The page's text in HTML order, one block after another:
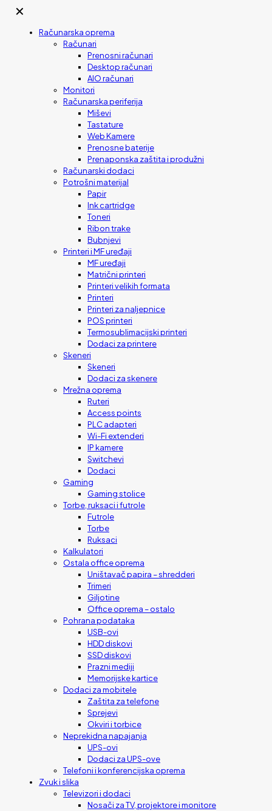
✕
Računarska oprema
Računari
Prenosni računari
Desktop računari
AIO računari
Monitori
Računarska periferija
Miševi
Tastature
Web Kamere
Prenosne baterije
Prenaponska zaštita i produžni
Računarski dodaci
Potrošni materijal
Papir
Ink cartridge
Toneri
Ribon trake
Bubnjevi
Printeri i MF uređaji
MF uređaji
Matrični printeri
Printeri velikih formata
Printeri
Printeri za naljepnice
POS printeri
Termosublimacijski printeri
Dodaci za printere
Skeneri
Skeneri
Dodaci za skenere
Mrežna oprema
Ruteri
Access points
PLC adapteri
Wi-Fi extenderi
IP kamere
Switchevi
Dodaci
Gaming
Gaming stolice
Torbe, ruksaci i futrole
Futrole
Torbe
Ruksaci
Kalkulatori
Ostala office oprema
Uništavač papira – shredderi
Trimeri
Giljotine
Office oprema – ostalo
Pohrana podataka
USB-ovi
HDD diskovi
SSD diskovi
Prazni mediji
Memorijske kartice
Dodaci za mobitele
Zaštita za telefone
Sprejevi
Okviri i torbice
Neprekidna napajanja
UPS-ovi
Dodaci za UPS-ove
Telefoni i konferencijska oprema
Zvuk i slika
Televizori i dodaci
Nosači za TV, projektore i monitore